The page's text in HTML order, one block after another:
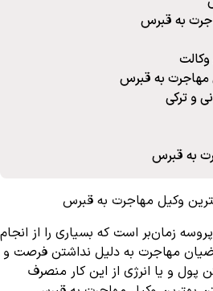
به قبرس
مهاجرت به قبرس
و ترکی
به قبرس
وکیل مهاجرت به قبرس
زمان‌بر است که بسیاری را از انجام
مهاجرت به دلیل نداشتن فرصت و
پول و یا انرژی از این کار منصرف